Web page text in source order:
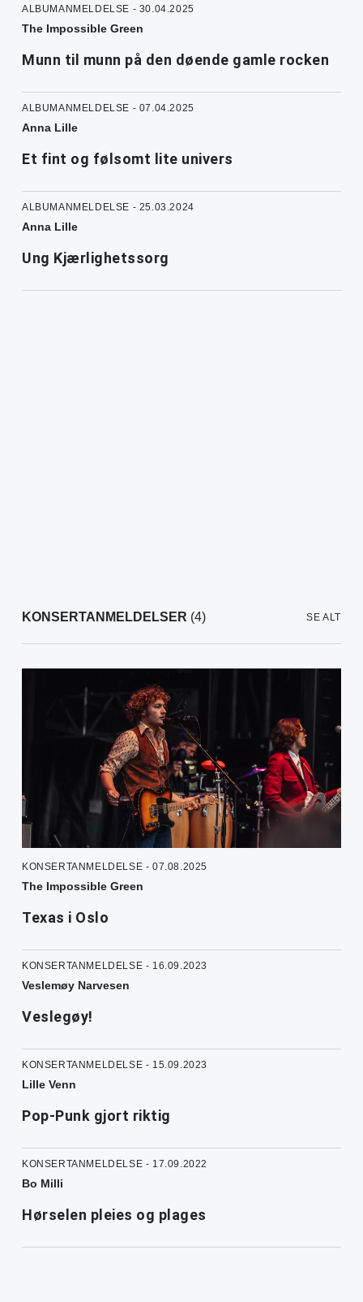
ALBUMANMELDELSE - 30.04.2025
The Impossible Green
Munn til munn på den døende gamle rocken
ALBUMANMELDELSE - 07.04.2025
Anna Lille
Et fint og følsomt lite univers
ALBUMANMELDELSE - 25.03.2024
Anna Lille
Ung Kjærlighetssorg
KONSERTANMELDELSER (4) SE ALT
KONSERTANMELDELSE - 07.08.2025
The Impossible Green
Texas i Oslo
KONSERTANMELDELSE - 16.09.2023
Veslemøy Narvesen
Veslegøy!
KONSERTANMELDELSE - 15.09.2023
Lille Venn
Pop-Punk gjort riktig
KONSERTANMELDELSE - 17.09.2022
Bo Milli
Hørselen pleies og plages